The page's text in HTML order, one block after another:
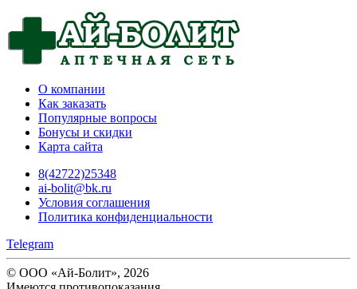
О компании
Как заказать
Популярные вопросы
Бонусы и скидки
Карта сайта
8(42722)25348
ai-bolit@bk.ru
Условия соглашения
Политика конфиденциальности
Telegram
© ООО «Ай-Болит», 2026